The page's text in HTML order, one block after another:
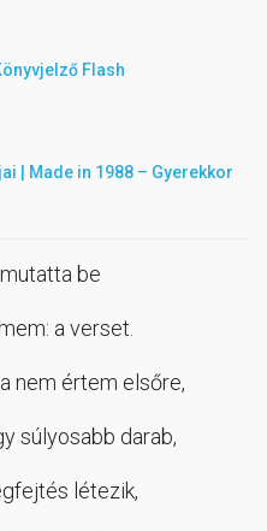
Flash
| Made in 1988 – Gyerekkor
be
a verset.
nem értem elsőre,
súlyosabb darab,
létezik,